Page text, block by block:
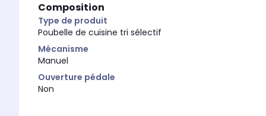
Composition
Type de produit
Poubelle de cuisine tri sélectif
Mécanisme
Manuel
Ouverture pédale
Non